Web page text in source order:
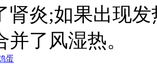
肾炎;如果出现
了风湿热。
蛋